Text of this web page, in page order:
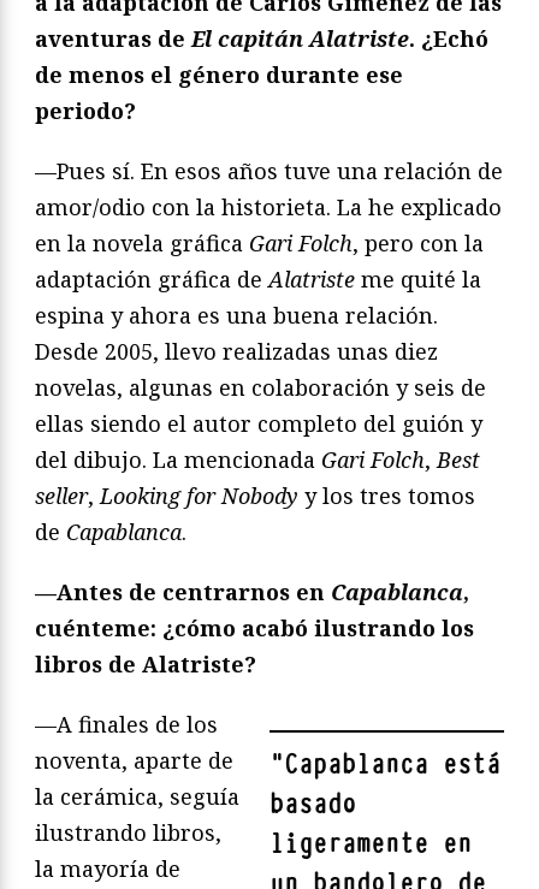
aventuras de El capitán Alatriste. ¿Echó
de menos el género durante ese
periodo?
—Pues sí. En esos años tuve una relación de
amor/odio con la historieta. La he explicado
en la novela gráfica Gari Folch, pero con la
adaptación gráfica deAlatriste me quité la
espina y ahora es una buena relación.
Desde 2005, llevo realizadas unas diez
novelas, algunas en colaboración y seis de
ellas siendo el autor completo del guión y
del dibujo. La mencionada Gari Folch,Best
seller,Looking for Nobody y los tres tomos
de Capablanca.
—Antes de centrarnos en Capablanca,
cuénteme: ¿cómo acabó ilustrando los
libros de Alatriste?
"Capablanca está
basado
ligeramente en
—A finales de los
noventa, aparte de
la cerámica, seguía
ilustrando libros,
la mayoría de